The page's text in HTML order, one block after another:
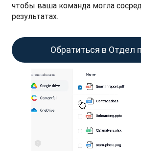
чтобы ваша команда могла
результатах.
Обратиться в Отдел